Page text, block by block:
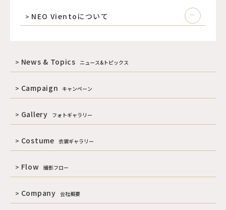
NEO Vientoについて
News & Topics ニュース&トピックス
Campaign キャンペーン
Gallery フォトギャラリー
Costume 衣裳ギャラリー
Flow 撮影フロー
Company 会社概要